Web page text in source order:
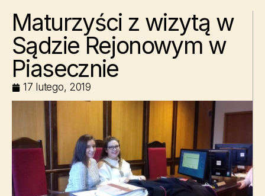
Maturzyści z wizytą w
Sądzie Rejonowym w
Piasecznie
17 lutego, 2019